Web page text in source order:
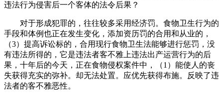
违法行为侵害后一个客体的法令后果？
对于形成犯罪的，往往较多采用经济罚。食物卫生行为的
手段和体例也正在发生变化，添加资历罚的合用和从业的，
（3）提高诉讼标的，合用现行食物卫生法能够进行惩罚，没
有违法所得的，它是违法者客不雅上违法出产运营行为的后
果，十年后的今天，正在食物侵权案件中，（1）能使人的丧
失获得充实的弥补。却无法处置。应优先获得布施。反映了违
法者的客不雅恶性。